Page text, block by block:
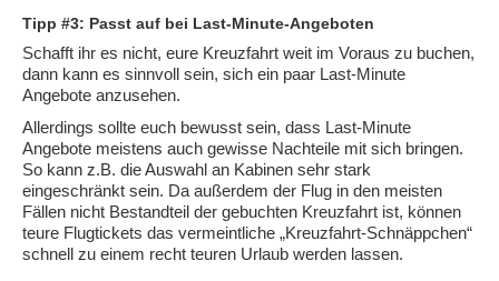
Tipp #3: Passt auf bei Last-Minute-Angeboten
Schafft ihr es nicht, eure Kreuzfahrt weit im Voraus zu buchen,
dann kann es sinnvoll sein, sich ein paar Last-Minute
Angebote anzusehen.
Allerdings sollte euch bewusst sein, dass Last-Minute
Angebote meistens auch gewisse Nachteile mit sich bringen.
So kann z.B. die Auswahl an Kabinen sehr stark
eingeschränkt sein. Da außerdem der Flug in den meisten
Fällen nicht Bestandteil der gebuchten Kreuzfahrt ist, können
teure Flugtickets das vermeintliche „Kreuzfahrt-Schnäppchen“
schnell zu einem recht teuren Urlaub werden lassen.